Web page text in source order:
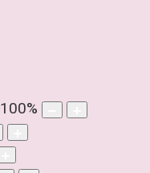
100%